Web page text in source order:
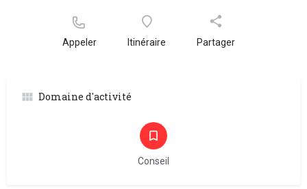
Appeler Itinéraire Partager
Domaine d'activité
Conseil